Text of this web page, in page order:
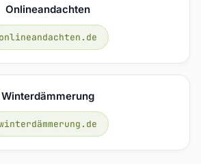
Onlineandachten
onlineandachten.de
Winterdämmerung